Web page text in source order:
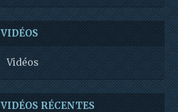
VIDÉOS
Vidéos
VIDÉOS RÉCENTES